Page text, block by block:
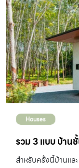
Houses
รวม 3 แบบ บ้าน
สำหรับครั้งนี้บ้านแล